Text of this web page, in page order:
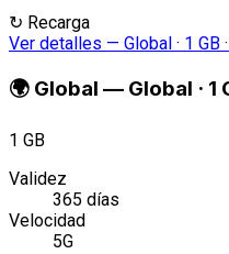
↻ Recarga
Ver detalles — Global · 1 GB
🌍 Global — Global · 1
1 GB
Validez
365 días
Velocidad
5G